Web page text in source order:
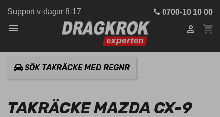
Support v-dagar 8-17 0700-10 10 00
 shopping_cart

SÖK TAKRÄCKE MED REGNR
TAKRÄCKE MAZDA CX-9